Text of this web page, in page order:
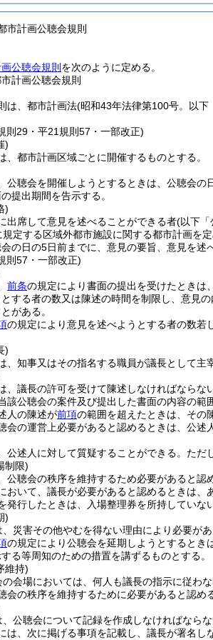
市計画公聴会規則
公聴会規則 を次のように定める。
計画公聴会規則
は、都市計画法(昭和43年法律第100号。以下
則29・平21規則57・一部改正)
)
、都市計画区域ごとに開催するものとする。
公聴会を開催しようとするときは、公聴会
提出期間を告示する。
)
出席して意見を述べることができる者(以下「
定する区域外都市施設に関する都市計画を
の日の5日前までに、意見の要旨、意見を述
則57・一部改正)
前条の規定により書面の提出を受けたときは
とする者の数又は陳述の時間を制限し、意見
がある。
の規定により意見を述べようとする者の数若
)
、知事又はその指名する職員が議長として主
、議長の許可を受けて陳述しなければならない
該公聴会の案件及び提出した書面の内容の範
人の陳述が前項の範囲を超えたときは、その
会の運営上必要があると認めるときは、公述
公述人に対して質疑することができる。 ただ
制限)
公聴会の秩序を維持するため必要があると認
おいて、議長が必要があると認めるときは、
発行したときは、入場整理券を所持していな
)
、災害その他やむを得ない理由により必要が
の規定により公聴会を延期しようとするとき
る等周知のための措置を講ずるものとする。
維持)
の会場においては、何人も議長の指示に従わな
会の秩序を維持するために必要があると認め
公聴会について記録を作成しなければならな
は、次に掲げる事項を記載し、議長が署名し